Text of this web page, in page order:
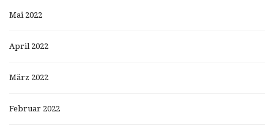
Mai 2022
April 2022
März 2022
Februar 2022